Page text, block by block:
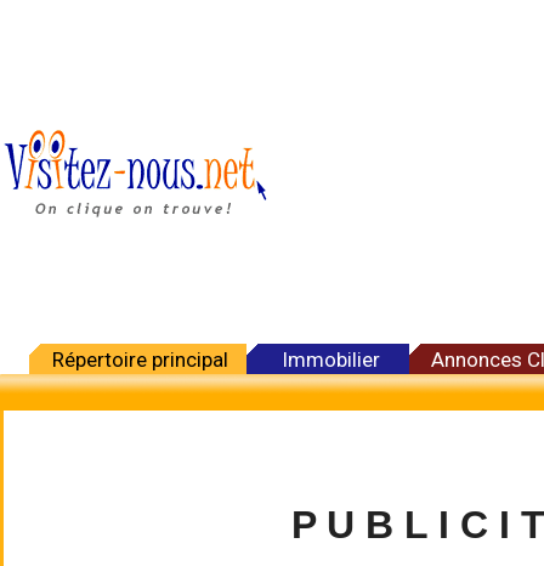
Répertoire principal Immobilier Annonces
P U B L I C I